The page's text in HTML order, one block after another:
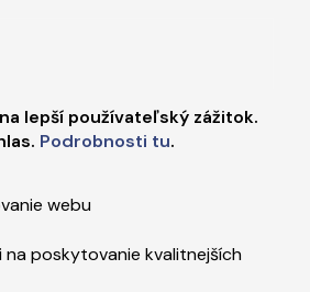
lepší používateľský zážitok.
Podrobnosti tu.
webu
poskytovanie kvalitnejších